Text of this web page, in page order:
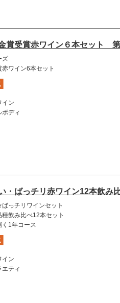
賞受賞赤ワイン６本セット 第
ズ
ワイン6本セット
イン
ディ
・ばっチリ赤ワイン12本飲
っチリワインセット
飲み比べ12本セット
く1年コース
イン
ティ